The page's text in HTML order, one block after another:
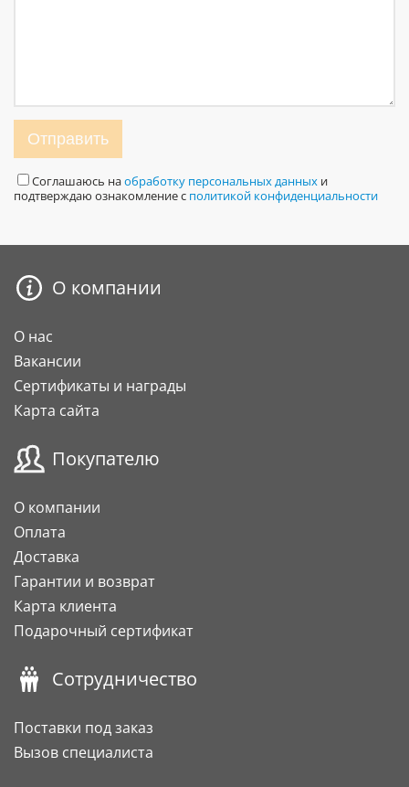
Отправить
Соглашаюсь наобработку персональных данных и
подтверждаю ознакомление с политикой конфиденциальности
О компании
О нас
Вакансии
Сертификаты и награды
Карта сайта
Покупателю
О компании
Оплата
Доставка
Гарантии и возврат
Карта клиента
Подарочный сертификат
Сотрудничество
Поставки под заказ
Вызов специалиста